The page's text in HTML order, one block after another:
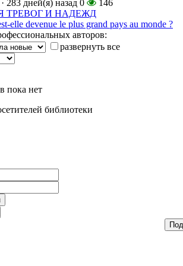
· 283 дней(я) назад 0
146
ТРЕВОГ И НАДЕЖД
elle devenue le plus grand pays au monde ?
авторов:
развернуть все
пока нет
библиотеки